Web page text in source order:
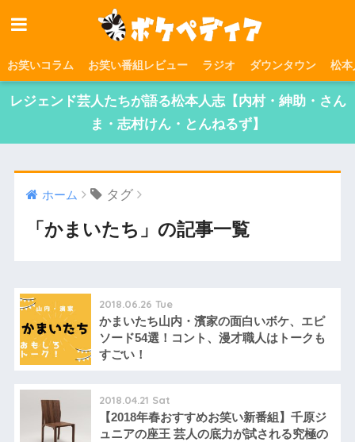
お笑いコラム お笑い番組レビュー ラジオ ダウンタウン 松本
レジェンド芸人たちが語る松本人志【内村・紳助・さん
ま・志村けん・とんねるず】
ホーム タグ
「かまいたち」の記事一覧
2018.06.26 Tue
かまいたち山内・濱家の面白いボケ、エピ
ソード54選！コント、漫才職人はトークも
すごい！
2018.04.21 Sat
【2018年春おすすめお笑い新番組】千原ジ
ュニアの座王 芸人の底力が試される究極の